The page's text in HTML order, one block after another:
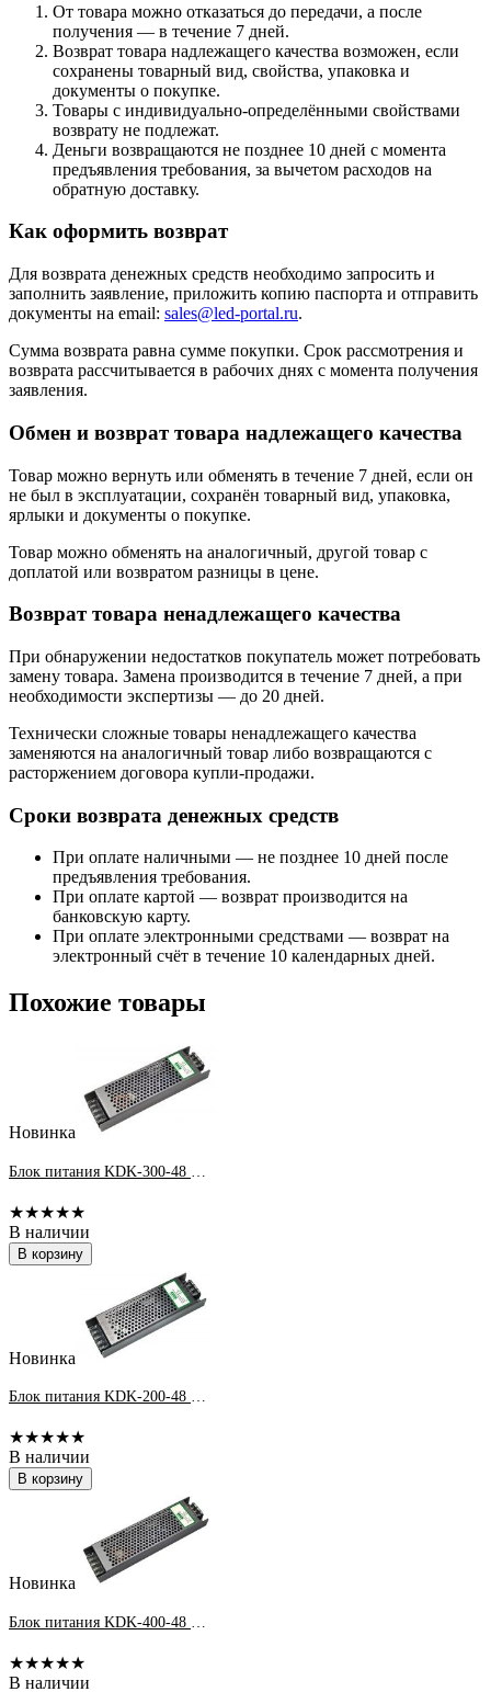
От товара можно отказаться до передачи, а после
получения — в течение 7 дней.
Возврат товара надлежащего качества возможен, если
сохранены товарный вид, свойства, упаковка и
документы о покупке.
Товары с индивидуально-определёнными свойствами
возврату не подлежат.
Деньги возвращаются не позднее 10 дней с момента
предъявления требования, за вычетом расходов на
обратную доставку.
Как оформить возврат
Для возврата денежных средств необходимо запросить и
заполнить заявление, приложить копию паспорта и отправить
документы на email: sales@led-portal.ru.
Сумма возврата равна сумме покупки. Срок рассмотрения и
возврата рассчитывается в рабочих днях с момента получения
заявления.
Обмен и возврат товара надлежащего качества
Товар можно вернуть или обменять в течение 7 дней, если он
не был в эксплуатации, сохранён товарный вид, упаковка,
ярлыки и документы о покупке.
Товар можно обменять на аналогичный, другой товар с
доплатой или возвратом разницы в цене.
Возврат товара ненадлежащего качества
При обнаружении недостатков покупатель может потребовать
замену товара. Замена производится в течение 7 дней, а при
необходимости экспертизы — до 20 дней.
Технически сложные товары ненадлежащего качества
заменяются на аналогичный товар либо возвращаются с
расторжением договора купли-продажи.
Сроки возврата денежных средств
При оплате наличными — не позднее 10 дней после
предъявления требования.
При оплате картой — возврат производится на
банковскую карту.
При оплате электронными средствами — возврат на
электронный счёт в течение 10 календарных дней.
Похожие товары
Новинка
★★★★★
В наличии
В корзину
Новинка
Блок питания KDK-200-48 200Вт 48В 4,2А IP20
★★★★★
В наличии
В корзину
Новинка
★★★★★
В наличии